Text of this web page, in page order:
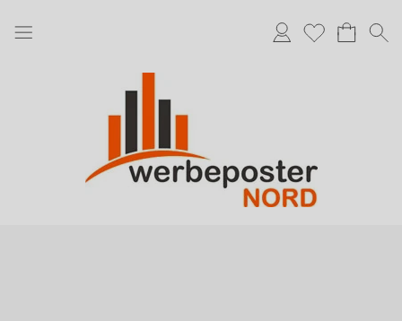
Anmelden
Merkliste